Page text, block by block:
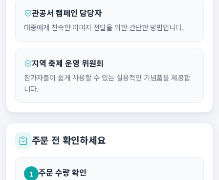
관공서 캠페인 담당자
대중에게 친숙한 이미지 전달을 위한 간단한 방법입니다.
지역 축제 운영 위원회
참가자들이 쉽게 사용할 수 있는 실용적인 기념품을 제공합
니다.
주문 전 확인하세요
1 주문 수량 확인